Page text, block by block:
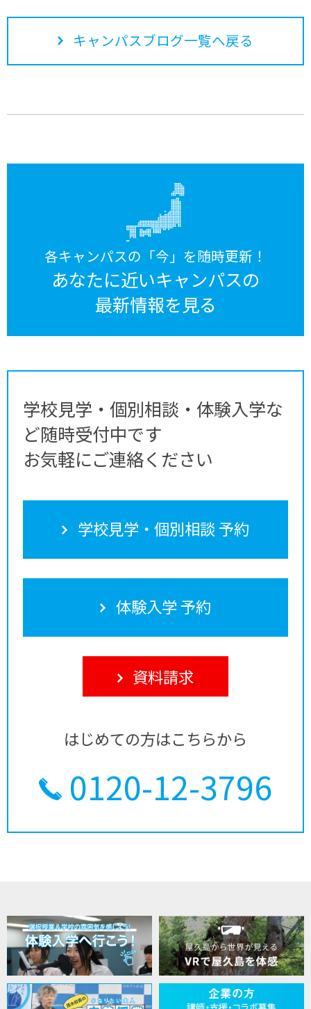
キャンパスブログ一覧へ戻る
各キャンパスの「今」を随時更新！
あなたに近いキャンパスの
最新情報を見る
学校見学・個別相談・体験入学な
ど随時受付中です
お気軽にご連絡ください
学校見学・個別相談 予約
体験入学 予約
資料請求
はじめての方はこちらから
0120-12-3796